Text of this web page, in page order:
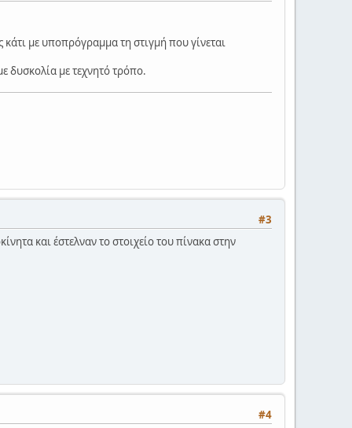
με υποπρόγραμμα τη στιγμή που γίνεται
δυσκολία με τεχνητό τρόπο.
#3
και έστελναν το στοιχείο του πίνακα στην
#4